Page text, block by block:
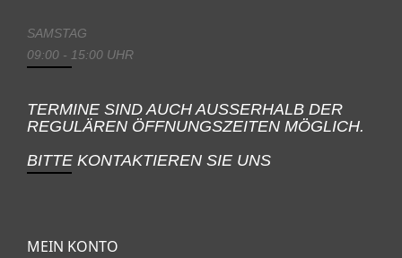
SAMSTAG
09:00 - 15:00 UHR
TERMINE SIND AUCH AUSSERHALB DER
REGULÄREN ÖFFNUNGSZEITEN MÖGLICH.
BITTE KONTAKTIEREN SIE UNS
MEIN KONTO